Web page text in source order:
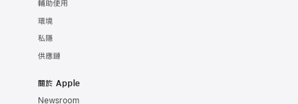
輔助使用
環境
私隱
供應鏈
關於 Apple
Newsroom